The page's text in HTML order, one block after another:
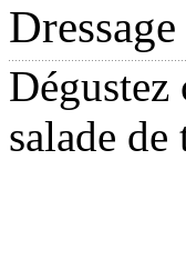
Dressage
Dégustez
salade de